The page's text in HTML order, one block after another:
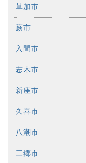
草加市
蕨市
入間市
志木市
新座市
久喜市
八潮市
三郷市